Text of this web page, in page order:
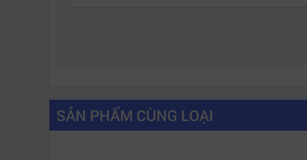
Điều này giúp kỹ thuật viên tiết kiệm đáng kể
Đồ vật phản chiếu ánh sáng
Trang phục màu sáng
SẢN PHẨM CÙNG LOẠI